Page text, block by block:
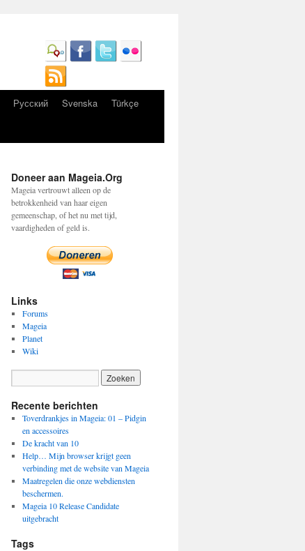
Русский Svenska
Türkçe
Doneer aan Mageia.Org
Mageia vertrouwt alleen op de
betrokkenheid van haar eigen
gemeenschap, of het nu met tijd,
vaardigheden of geld is.
Links
Forums
Mageia
Planet
Wiki
Recente berichten
Toverdrankjes in Mageia: 01 – Pidgin
en accessoires
De kracht van 10
Help… Mijn browser krijgt geen
verbinding met de website van Mageia
Maatregelen die onze webdiensten
beschermen.
Mageia 10 Release Candidate
uitgebracht
Tags